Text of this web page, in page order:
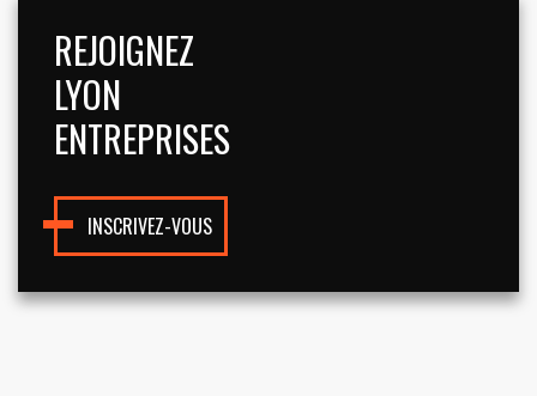
REJOIGNEZ
LYON
ENTREPRISES
INSCRIVEZ-VOUS